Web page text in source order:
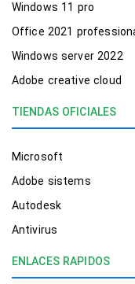
Windows 11 pro
Office 2021
Windows server 2022
Adobe creative cloud
TIENDAS OFICIALES
Microsoft
Adobe sistems
Autodesk
Antivirus
ENLACES RAPIDOS